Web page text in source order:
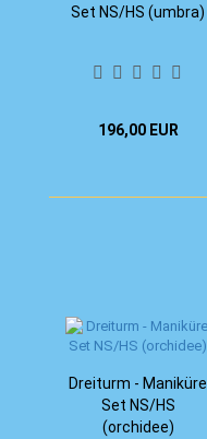
Set NS/HS (umbra)
196,00 EUR
Dreiturm - Maniküre
Set NS/HS
(orchidee)